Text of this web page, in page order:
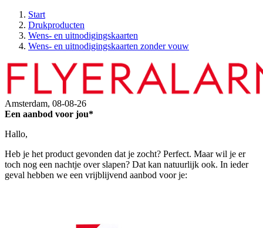
Start
Drukproducten
Wens- en uitnodigingskaarten
Wens- en uitnodigingskaarten zonder vouw
Amsterdam, 08-08-26
Een aanbod voor jou*
Hallo,
Heb je het product gevonden dat je zocht? Perfect. Maar wil je er
toch nog een nachtje over slapen? Dat kan natuurlijk ook. In ieder
geval hebben we een vrijblijvend aanbod voor je: